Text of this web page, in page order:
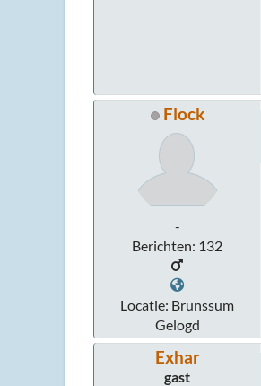
Flock
-
Berichten: 132
Locatie: Brunssum
Gelogd
Exhar
gast